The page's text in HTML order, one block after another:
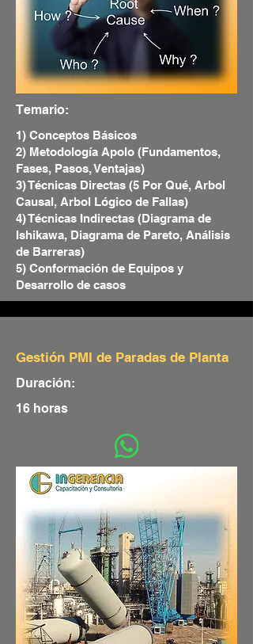
Temario:
1) Conceptos Básicos
2) Metodología Apolo (Fundamentos,
Fases, Pasos, Ventajas)
3) Técnicas Directas (5 Por Qué, Arbol
Causal, Arbol Lógico de Fallas)
4) Técnicas Indirectas (Diagrama de
Ishikawa, Diagrama de Pareto, Análisis
de Barreras)
5) Conformación de Equipos y
Desarrollo de casos
Gestión PMI de Paradas de Planta
Duración:
16 horas